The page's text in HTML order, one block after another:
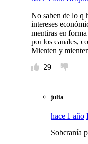
No saben de lo q
intereses
mentiras en
por los canales,
Mienten y
29
julia
hace 1 año
Soberanía